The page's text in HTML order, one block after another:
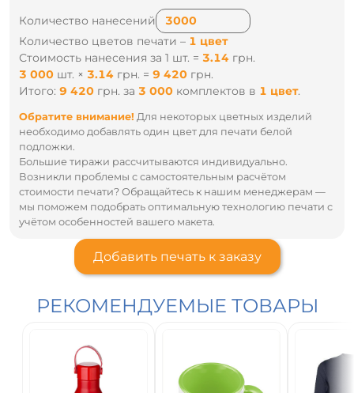
Количество нанесений
Количество цветов печати – 1 цвет
Стоимость нанесения за 1 шт. = 3.14 грн.
3 000 шт. × 3.14 грн. = 9 420 грн.
Итого: 9 420 грн. за 3 000 комплектов в 1 цвет.
Обратите внимание! Для некоторых цветных изделий
необходимо добавлять один цвет для печати белой
подложки.
Большие тиражи рассчитываются индивидуально.
Возникли проблемы с самостоятельным расчётом
стоимости печати? Обращайтесь к нашим менеджерам —
мы поможем подобрать оптимальную технологию печати с
учётом особенностей вашего макета.
Добавить печать к заказу
РЕКОМЕНДУЕМЫЕ ТОВАРЫ